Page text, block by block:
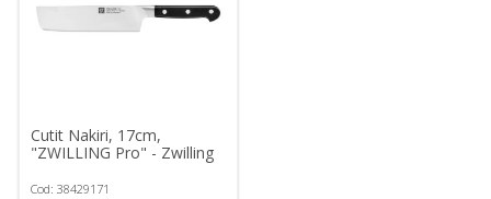
Cutit Nakiri, 17cm,
"ZWILLING Pro" - Zwilling
Cod: 38429171